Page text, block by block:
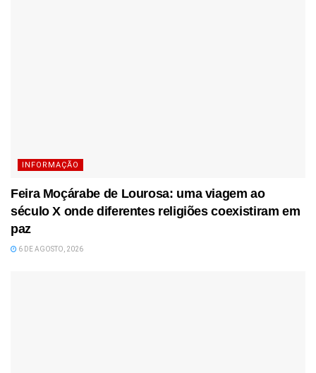
INFORMAÇÃO
Feira Moçárabe de Lourosa: uma viagem ao
século X onde diferentes religiões coexistiram em
paz
6 DE AGOSTO, 2026